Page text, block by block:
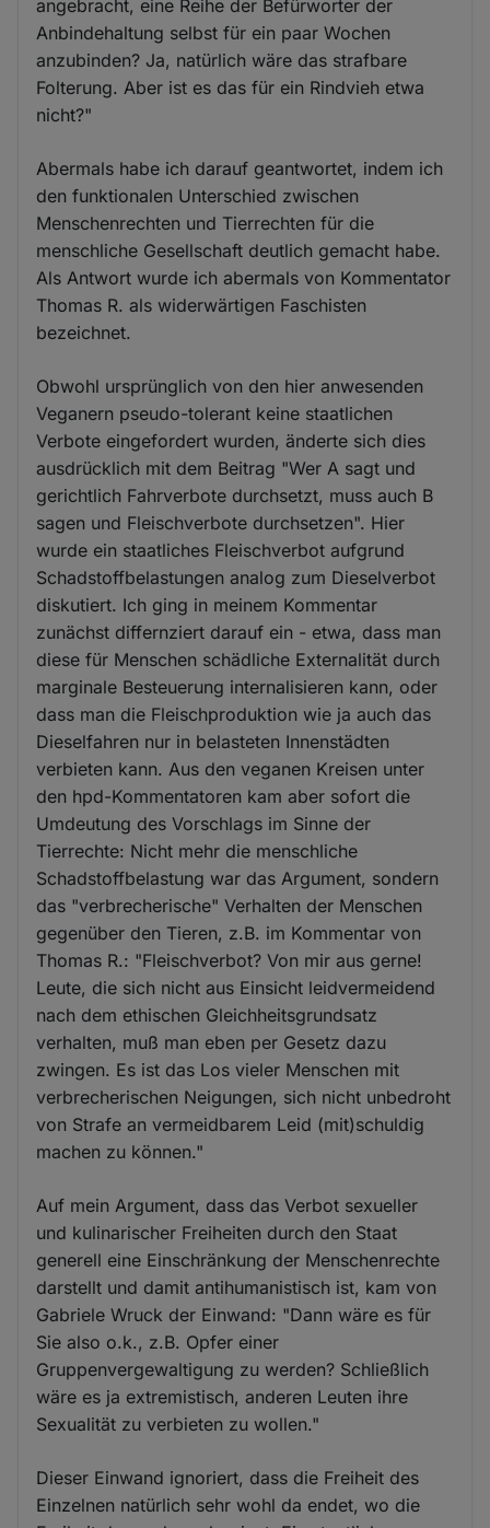
angebracht, eine Reihe der Befürworter der
Anbindehaltung selbst für ein paar Wochen
anzubinden? Ja, natürlich wäre das strafbare
Folterung. Aber ist es das für ein Rindvieh etwa
nicht?"
Abermals habe ich darauf geantwortet, indem ich
den funktionalen Unterschied zwischen
Menschenrechten und Tierrechten für die
menschliche Gesellschaft deutlich gemacht habe.
Als Antwort wurde ich abermals von Kommentator
Thomas R. als widerwärtigen Faschisten
bezeichnet.
Obwohl ursprünglich von den hier anwesenden
Veganern pseudo-tolerant keine staatlichen
Verbote eingefordert wurden, änderte sich dies
ausdrücklich mit dem Beitrag "Wer A sagt und
gerichtlich Fahrverbote durchsetzt, muss auch B
sagen und Fleischverbote durchsetzen". Hier
wurde ein staatliches Fleischverbot aufgrund
Schadstoffbelastungen analog zum Dieselverbot
diskutiert. Ich ging in meinem Kommentar
zunächst differnziert darauf ein - etwa, dass man
diese für Menschen schädliche Externalität durch
marginale Besteuerung internalisieren kann, oder
dass man die Fleischproduktion wie ja auch das
Dieselfahren nur in belasteten Innenstädten
verbieten kann. Aus den veganen Kreisen unter
den hpd-Kommentatoren kam aber sofort die
Umdeutung des Vorschlags im Sinne der
Tierrechte: Nicht mehr die menschliche
Schadstoffbelastung war das Argument, sondern
das "verbrecherische" Verhalten der Menschen
gegenüber den Tieren, z.B. im Kommentar von
Thomas R.: "Fleischverbot? Von mir aus gerne!
Leute, die sich nicht aus Einsicht leidvermeidend
nach dem ethischen Gleichheitsgrundsatz
verhalten, muß man eben per Gesetz dazu
zwingen. Es ist das Los vieler Menschen mit
verbrecherischen Neigungen, sich nicht unbedroht
von Strafe an vermeidbarem Leid (mit)schuldig
machen zu können."
Auf mein Argument, dass das Verbot sexueller
und kulinarischer Freiheiten durch den Staat
generell eine Einschränkung der Menschenrechte
darstellt und damit antihumanistisch ist, kam von
Gabriele Wruck der Einwand: "Dann wäre es für
Sie also o.k., z.B. Opfer einer
Gruppenvergewaltigung zu werden? Schließlich
wäre es ja extremistisch, anderen Leuten ihre
Sexualität zu verbieten zu wollen."
Dieser Einwand ignoriert, dass die Freiheit des
Einzelnen natürlich sehr wohl da endet, wo die